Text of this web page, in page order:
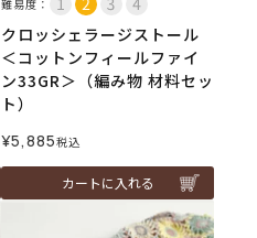
難易度：
クロッシェラージストール
＜コットンフィールファイ
ン33GR＞（編み物 材料セッ
ト）
¥5,885税込
カートに入れる